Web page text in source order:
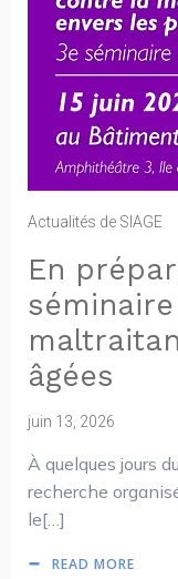
Actualités de SIAGE
En
âgées
juin 13, 2026
À quelques jours
recherche
le[…]
READ MORE